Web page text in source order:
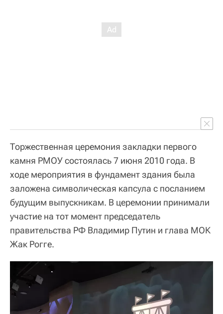
Торжественная церемония закладки первого
камня РМОУ состоялась 7 июня 2010 года. В
ходе мероприятия в фундамент здания была
заложена символическая капсула с посланием
будущим выпускникам. В церемонии принимали
участие на тот момент председатель
правительства РФ Владимир Путин и глава МОК
Жак Рогге.